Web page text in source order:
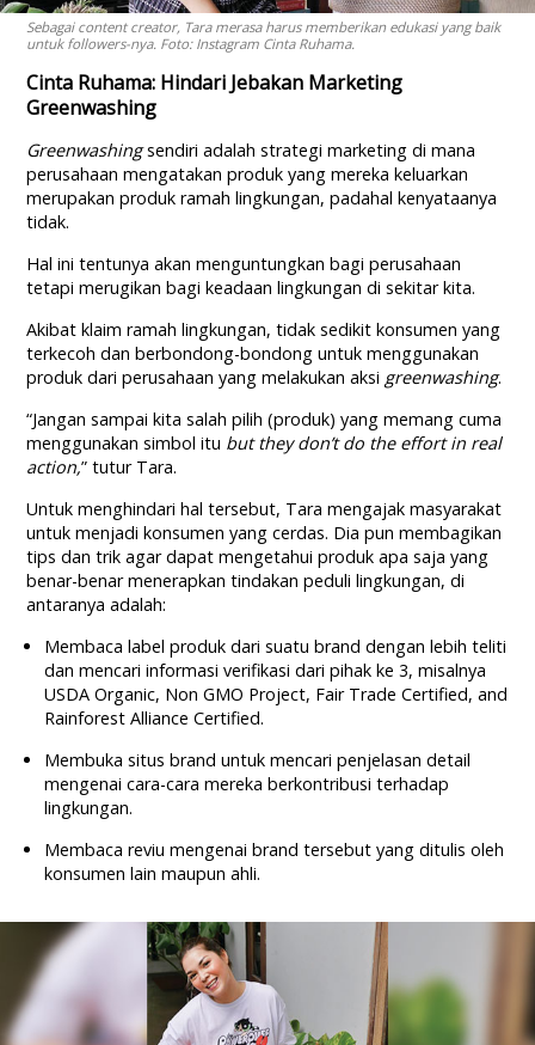
Sebagai content creator, Tara merasa harus memberikan edukasi yang baik
untuk followers-nya. Foto: Instagram Cinta Ruhama.
Cinta Ruhama: Hindari Jebakan Marketing
Greenwashing
Greenwashingsendiri adalah strategi marketing di mana
perusahaan mengatakan produk yang mereka keluarkan
merupakan produk ramah lingkungan, padahal kenyataanya
tidak.
Hal ini tentunya akan menguntungkan bagi perusahaan
tetapi merugikan bagi keadaan lingkungan di sekitar kita.
Akibat klaim ramah lingkungan, tidak sedikit konsumen yang
terkecoh dan berbondong-bondong untuk menggunakan
produk dari perusahaan yang melakukan aksi greenwashing.
“Jangan sampai kita salah pilih (produk) yang memang cuma
menggunakan simbol itu but they don’t do the effort in real
action,” tutur Tara.
Untuk menghindari hal tersebut, Tara mengajak masyarakat
untuk menjadi konsumen yang cerdas. Dia pun membagikan
tips dan trik agar dapat mengetahui produk apa saja yang
benar-benar menerapkan tindakan peduli lingkungan, di
antaranya adalah:
Membaca label produk dari suatu brand dengan lebih teliti
dan mencari informasi verifikasi dari pihak ke 3, misalnya
USDA Organic, Non GMO Project, Fair Trade Certified, and
Rainforest Alliance Certified.
Membuka situs brand untuk mencari penjelasan detail
mengenai cara-cara mereka berkontribusi terhadap
lingkungan.
Membaca reviu mengenai brand tersebut yang ditulis oleh
konsumen lain maupun ahli.